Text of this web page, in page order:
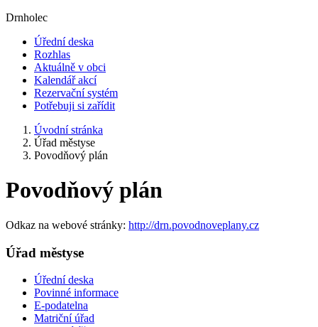
Drnholec
Úřední deska
Rozhlas
Aktuálně v obci
Kalendář akcí
Rezervační systém
Potřebuji si zařídit
Úvodní stránka
Úřad městyse
Povodňový plán
Povodňový plán
Odkaz na webové stránky: http://drn.povodnoveplany.cz
Úřad městyse
Úřední deska
Povinné informace
E-podatelna
Matriční úřad